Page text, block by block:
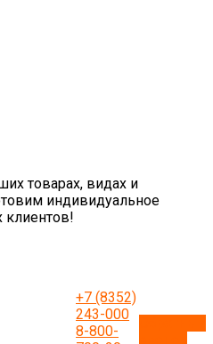
товарах, видах и
индивидуальное
+7 (8352)
243-000
8-800-